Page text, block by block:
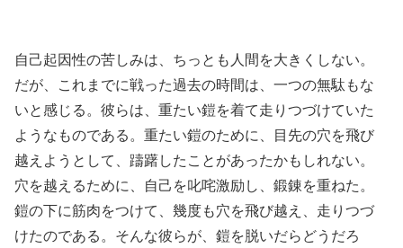
自己起因性の苦しみは、ちっとも人間を大きくしない。
だが、これまでに戦った過去の時間は、一つの無駄もな
いと感じる。彼らは、重たい鎧を着て走りつづけていた
ようなものである。重たい鎧のために、目先の穴を飛び
越えようとして、躊躇したことがあったかもしれない。
穴を越えるために、自己を叱咤激励し、鍛錬を重ねた。
鎧の下に筋肉をつけて、幾度も穴を飛び越え、走りつづ
けたのである。そんな彼らが、鎧を脱いだらどうだろ